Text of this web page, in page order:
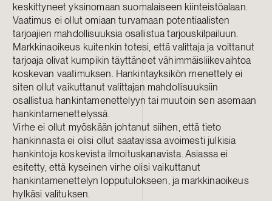
keskittyneet yksinomaan suomalaiseen kiinteistöalaan.
Vaatimus ei ollut omiaan turvamaan potentiaalisten
tarjoajien mahdollisuuksia osallistua tarjouskilpailuun.
Markkinaoikeus kuitenkin totesi, että valittaja ja voittanut
tarjoaja olivat kumpikin täyttäneet vähimmäisliikevaihtoa
koskevan vaatimuksen. Hankintayksikön menettely ei
siten ollut vaikuttanut valittajan mahdollisuuksiin
osallistua hankintamenettelyyn tai muutoin sen asemaan
hankintamenettelyssä.
Virhe ei ollut myöskään johtanut siihen, että tieto
hankinnasta ei olisi ollut saatavissa avoimesti julkisia
hankintoja koskevista ilmoituskanavista. Asiassa ei
esitetty, että kyseinen virhe olisi vaikuttanut
hankintamenettelyn lopputulokseen, ja markkinaoikeus
hylkäsi valituksen.